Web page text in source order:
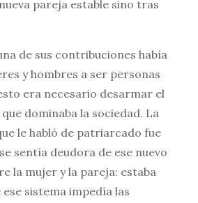
pareja estable sino tras
de sus contribuciones había
y hombres a ser personas
era necesario desarmar el
dominaba la sociedad. La
le habló de patriarcado fue
sentía deudora de ese nuevo
la mujer y la pareja: estaba
sistema impedía las